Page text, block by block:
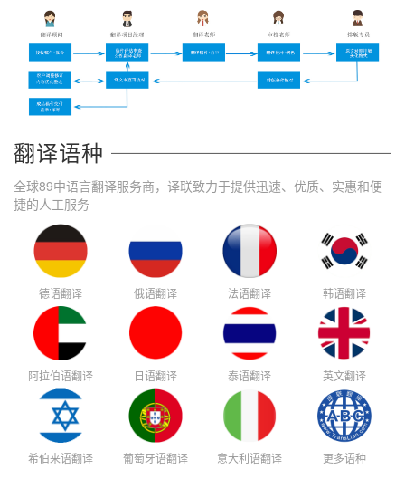
翻译语种
全球89中语言翻译服务商，译联致力于提供迅速、优质、实惠和便
捷的人工服务
德语翻译 俄语翻译 法语翻译 韩语翻译
阿拉伯语翻译 日语翻译 泰语翻译 英文翻译
希伯来语翻译 葡萄牙语翻译 意大利语翻译 更多语种